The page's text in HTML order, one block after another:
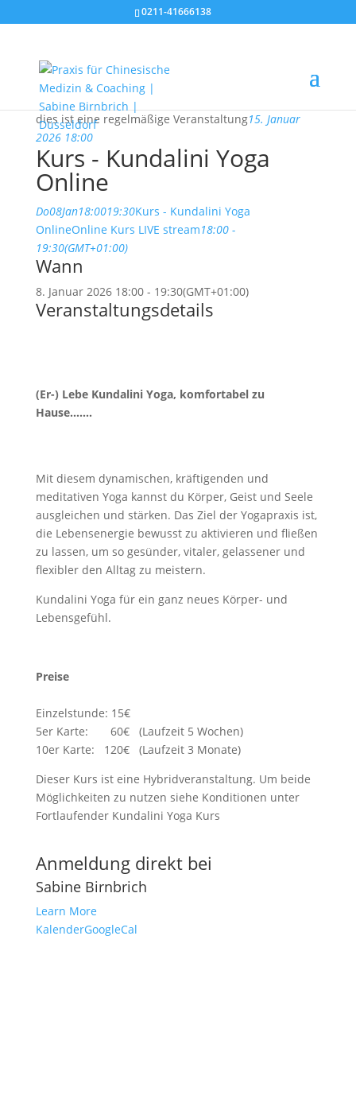
0211-41666138
dies ist eine regelmäßige Veranstaltung15. Januar
2026 18:00
Kurs - Kundalini Yoga
Online
Do08Jan18:0019:30Kurs - Kundalini Yoga
OnlineOnline Kurs LIVE stream18:00 -
19:30(GMT+01:00)
Wann
8. Januar 2026 18:00- 19:30(GMT+01:00)
Veranstaltungsdetails
(Er-) Lebe Kundalini Yoga, komfortabel zu
Hause…….
Mit diesem dynamischen, kräftigenden und
meditativen Yoga kannst du Körper, Geist und Seele
ausgleichen und stärken. Das Ziel der Yogapraxis ist,
die Lebensenergie bewusst zu aktivieren und fließen
zu lassen, um so gesünder, vitaler, gelassener und
flexibler den Alltag zu meistern.
Kundalini Yoga für ein ganz neues Körper- und
Lebensgefühl.
Preise
Einzelstunde: 15€
5er Karte: 60€ (Laufzeit 5 Wochen)
10er Karte: 120€ (Laufzeit 3 Monate)
Dieser Kurs ist eine Hybridveranstaltung. Um beide
Möglichkeiten zu nutzen siehe Konditionen unter
Fortlaufender Kundalini Yoga Kurs
Anmeldung direkt bei
Sabine Birnbrich
Learn More
KalenderGoogleCal